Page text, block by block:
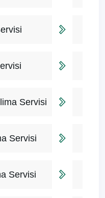
Servisi
Servisi
Servisi